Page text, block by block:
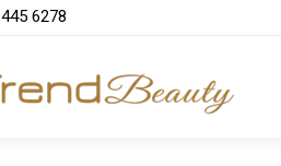
6278